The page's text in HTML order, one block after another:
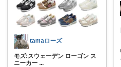
tamaローズ
モズ:スウェーデン ローゴン ス
ニーカー ...